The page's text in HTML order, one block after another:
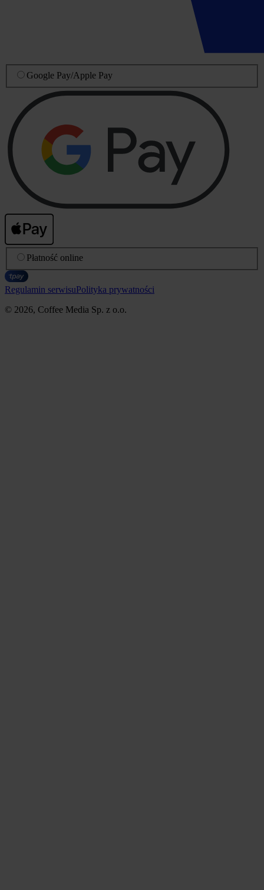
Google Pay/Apple Pay
Płatność online
Regulamin serwisuPolityka prywatności
© 2026, Coffee Media Sp. z o.o.